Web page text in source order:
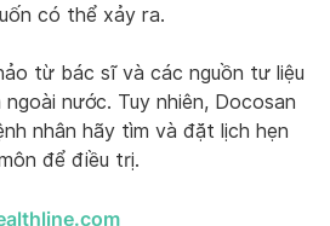
có thể xảy ra.
từ bác sĩ và các nguồn tư liệu
nước. Tuy nhiên, Docosan
nhân hãy tìm và đặt lịch hẹn
để điều trị.